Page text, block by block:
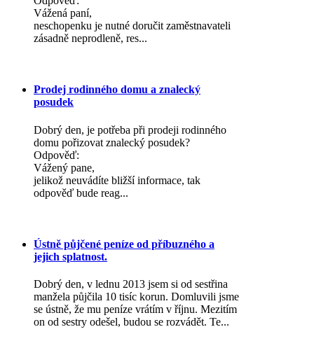
Vážená paní,
neschopenku je nutné doručit zaměstnavateli
zásadně neprodleně, res...
Prodej rodinného domu a znalecký
posudek
Dobrý den, je potřeba při prodeji rodinného
domu pořizovat znalecký posudek?
Odpověď:
Vážený pane,
jelikož neuvádíte bližší informace, tak
odpověď bude reag...
Ústně půjčené peníze od příbuzného a
jejich splatnost.
Dobrý den, v lednu 2013 jsem si od sestřina
manžela půjčila 10 tisíc korun. Domluvili jsme
se ústně, že mu peníze vrátím v říjnu. Mezitím
on od sestry odešel, budou se rozvádět. Te...